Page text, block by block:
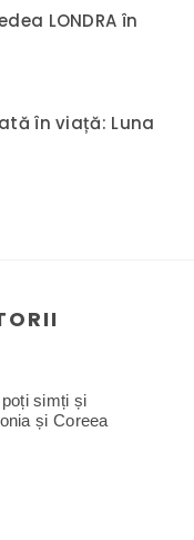
LONDRA în
în viață: Luna
simți și
și Coreea